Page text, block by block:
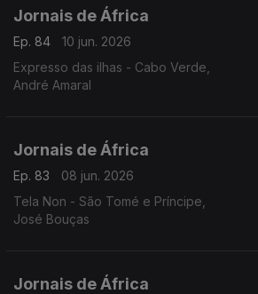
Jornais de África
Ep. 84
10 jun. 2026
Expresso das ilhas - Cabo Verde,
André Amaral
Jornais de África
Ep. 83
08 jun. 2026
Tela Non - São Tomé e Príncipe,
José Bouças
Jornais de África